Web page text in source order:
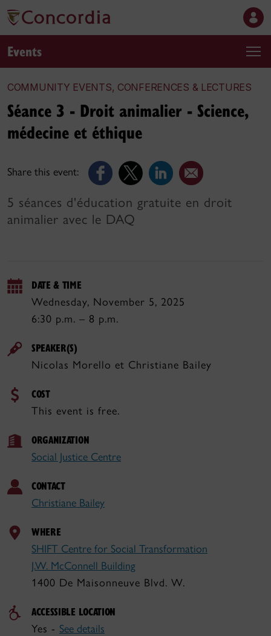
Events
COMMUNITY EVENTS, CONFERENCES & LECTURES
Share this event:
Séance 3 - Droit animalier - Science,
médecine et éthique
5 séances d'éducation gratuite en droit
animalier avec le DAQ
DATE & TIME
Wednesday, November 5, 2025
6:30 p.m. – 8 p.m.
SPEAKER(S)
Nicolas Morello et Christiane Bailey
COST
This event is free.
ORGANIZATION
Social Justice Centre
CONTACT
Christiane Bailey
WHERE
SHIFT Centre for Social Transformation
J.W. McConnell Building
1400 De Maisonneuve Blvd. W.
ACCESSIBLE LOCATION
Yes - See details